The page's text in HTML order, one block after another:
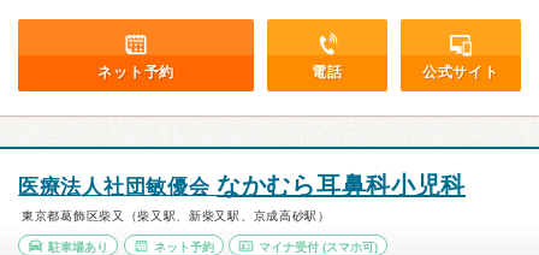
ネット予約 電話 公式サイト
医療法人社団敏優会 なかむら耳鼻科小児科
東京都葛飾区柴又（柴又駅、新柴又駅、京成高砂駅）
駐車場あり ネット予約 マイナ受付 (スマホ可)